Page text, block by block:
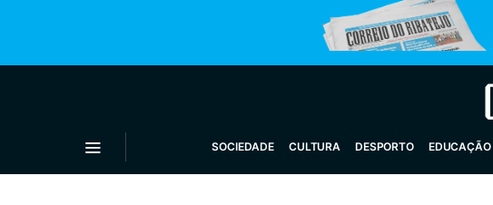
SOCIEDADE CULTURA DESPORTO EDUCAÇÃO